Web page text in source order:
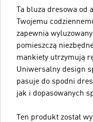
Ta bluza dresowa
Twojemu
zapewnia
pomieszczą
mankiety utrzymują
Uniwersalny design
pasuje do spodni
jak i dopasowanych
Ten produkt został